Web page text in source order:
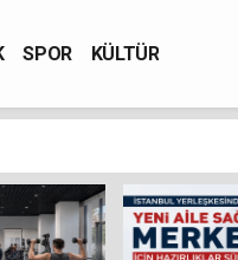
SPOR KÜLTÜR